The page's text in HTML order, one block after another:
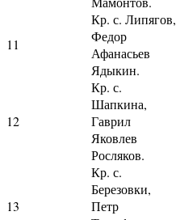
11
Кр. с. Липягов,
Федор
Афанасьев
Ядыкин.
12
Кр. с.
Шапкина,
Гаврил
Яковлев
Росляков.
13
Кр. с.
Березовки,
Петр